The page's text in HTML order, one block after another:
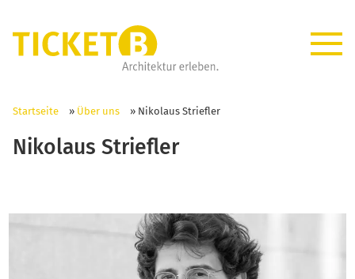
Startseite » Über uns » Nikolaus Striefler
Nikolaus Striefler